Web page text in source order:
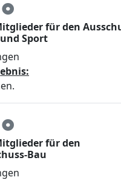
für den
Sport
für den
Bau